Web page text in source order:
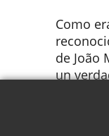
Como
de João
un